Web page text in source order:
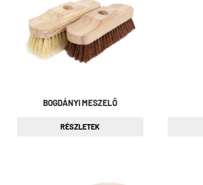
BOGDÁNYI MESZELŐ
RÉSZLETEK